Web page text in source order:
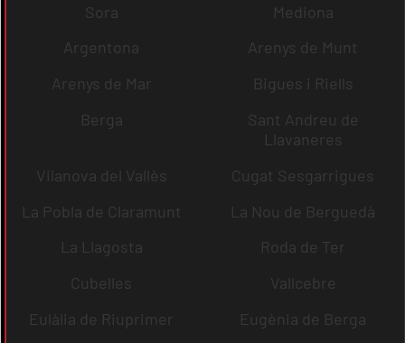
Sora
Mediona
Argentona
Arenys de Munt
Arenys de Mar
Bigues i Riells
Berga
Sant Andreu de
Llavaneres
Vilanova del Vallès
Cugat Sesgarrigues
La Pobla de Claramunt
La Nou de Berguedà
La Llagosta
Roda de Ter
Cubelles
Vallcebre
Eulàlia de Riuprimer
Eugènia de Berga